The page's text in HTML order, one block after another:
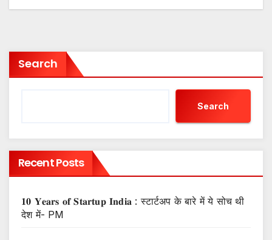
Search
Search
Recent Posts
𝟏𝟎 𝐘𝐞𝐚𝐫𝐬 𝐨𝐟 𝐒𝐭𝐚𝐫𝐭𝐮𝐩 𝐈𝐧𝐝𝐢𝐚 : स्टार्टअप के बारे में ये सोच थी
देश में- PM